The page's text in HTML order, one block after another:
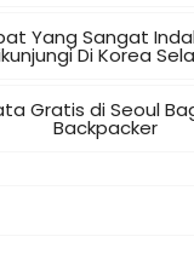
Yang Sangat
Di Korea
Gratis di Seoul
Backpacker